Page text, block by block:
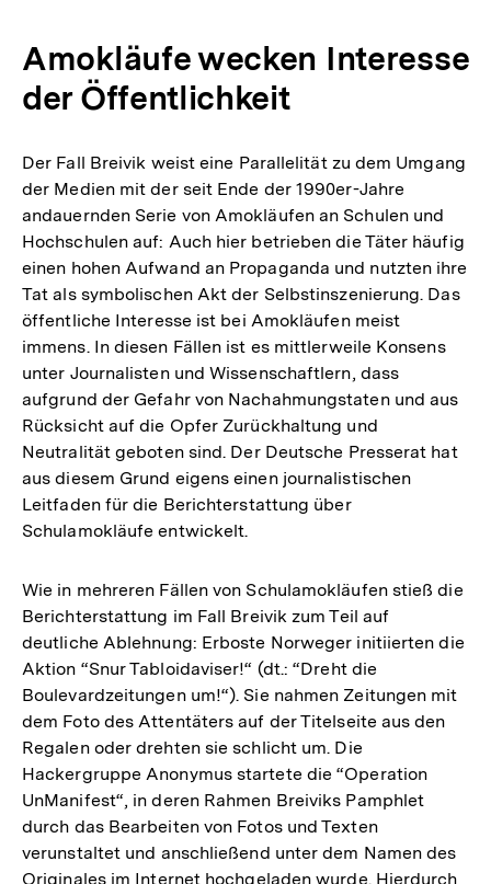
Amokläufe wecken Interesse
der Öffentlichkeit
Der Fall Breivik weist eine Parallelität zu dem Umgang
der Medien mit der seit Ende der 1990er-Jahre
andauernden Serie von Amokläufen an Schulen und
Hochschulen auf: Auch hier betrieben die Täter häufig
einen hohen Aufwand an Propaganda und nutzten ihre
Tat als symbolischen Akt der Selbstinszenierung. Das
öffentliche Interesse ist bei Amokläufen meist
immens. In diesen Fällen ist es mittlerweile Konsens
unter Journalisten und Wissenschaftlern, dass
aufgrund der Gefahr von Nachahmungstaten und aus
Rücksicht auf die Opfer Zurückhaltung und
Neutralität geboten sind. Der Deutsche Presserat hat
aus diesem Grund eigens einen journalistischen
Leitfaden für die Berichterstattung über
Schulamokläufe entwickelt.
Wie in mehreren Fällen von Schulamokläufen stieß die
Berichterstattung im Fall Breivik zum Teil auf
deutliche Ablehnung: Erboste Norweger initiierten die
Aktion “Snur Tabloidaviser!“ (dt.: “Dreht die
Boulevardzeitungen um!“). Sie nahmen Zeitungen mit
dem Foto des Attentäters auf der Titelseite aus den
Regalen oder drehten sie schlicht um. Die
Hackergruppe Anonymus startete die “Operation
UnManifest“, in deren Rahmen Breiviks Pamphlet
durch das Bearbeiten von Fotos und Texten
verunstaltet und anschließend unter dem Namen des
Originales im Internet hochgeladen wurde. Hierdurch